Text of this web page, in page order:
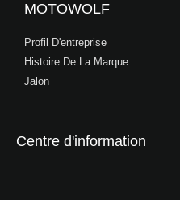
MOTOWOLF
Profil D'entreprise
Histoire De La Marque
Jalon
Centre d'information